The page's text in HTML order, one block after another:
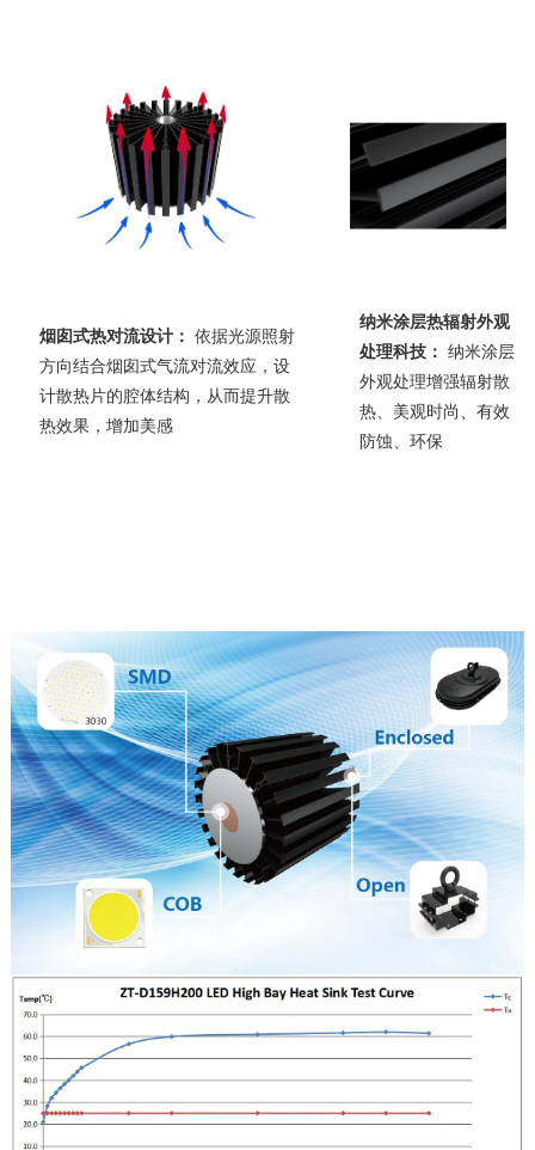
烟囱式热对流设计： 依据光源照射
方向结合烟囱式气流对流效应，设
计散热片的腔体结构，从而提升散
热效果，增加美感
纳米涂层热辐射外观
处理科技： 纳米涂层
外观处理增强辐射散
热、美观时尚、有效
防蚀、环保